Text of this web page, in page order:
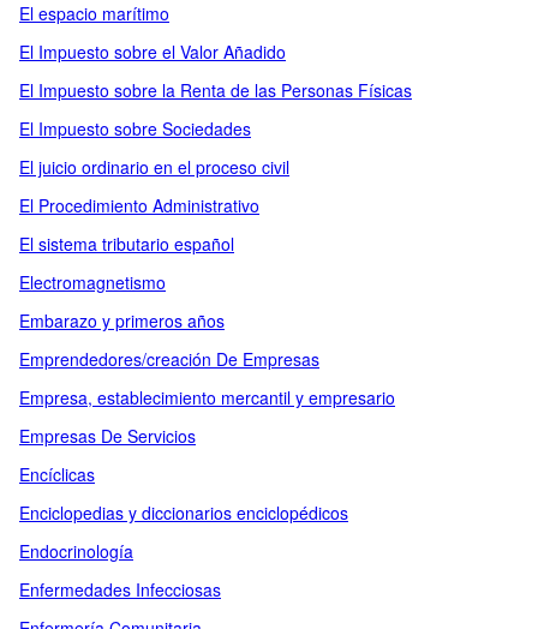
El espacio marítimo
El Impuesto sobre el Valor Añadido
El Impuesto sobre la Renta de las Personas Físicas
El Impuesto sobre Sociedades
El juicio ordinario en el proceso civil
El Procedimiento Administrativo
El sistema tributario español
Electromagnetismo
Embarazo y primeros años
Emprendedores/creación De Empresas
Empresa, establecimiento mercantil y empresario
Empresas De Servicios
Encíclicas
Enciclopedias y diccionarios enciclopédicos
Endocrinología
Enfermedades Infecciosas